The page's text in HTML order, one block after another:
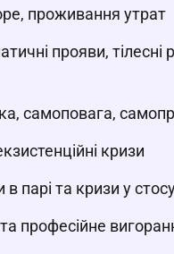
проживання утрат
прояви, тілесні
самоповага,
кризи
в парі та кризи у
професійне